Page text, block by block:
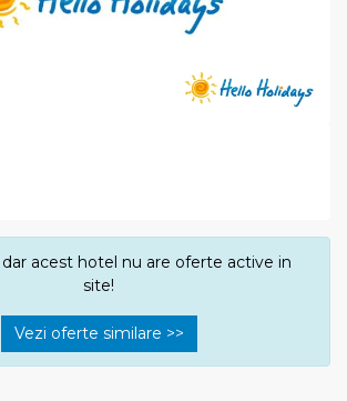
dar acest hotel nu are oferte active in
site!
Vezi oferte similare >>